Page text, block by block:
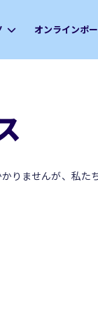
オンラインポ
ませんが、私た